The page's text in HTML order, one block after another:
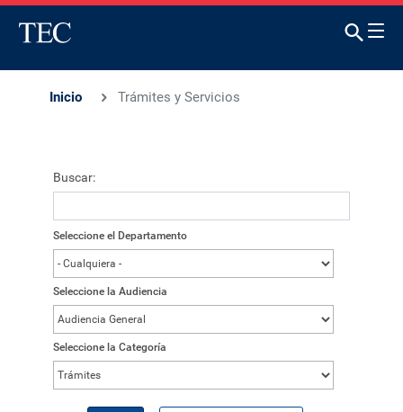
Inicio Trámites y Servicios
Buscar:
Seleccione el Departamento
Seleccione la Audiencia
Seleccione la Categoría